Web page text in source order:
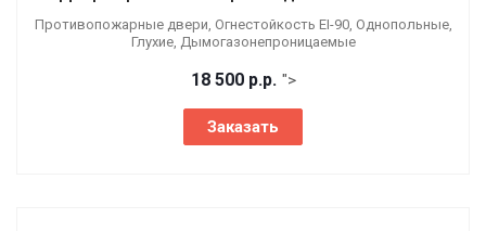
Противопожарные двери, Огнестойкость EI-90, Однопольные,
Глухие, Дымогазонепроницаемые
18 500 р.р. ">
Заказать